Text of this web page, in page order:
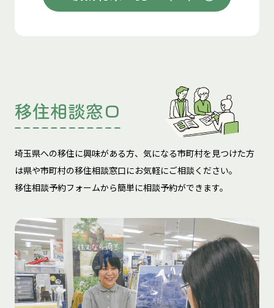
移住相談窓口
埼玉県への移住に興味がある方、気になる市町村を見つけた方
は県や市町村の移住相談窓口にお気軽にご相談ください。
移住相談予約フォームから簡単に相談予約ができます。